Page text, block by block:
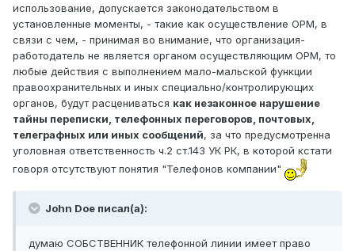
использование, допускается законодательством в
установленные моменты, - такие как осуществление ОРМ, в
связи с чем, - принимая во внимание, что организация-
работодатель не является органом осуществляющим ОРМ, то
любые действия с выполнением мало-мальской функции
правоохранительных и иных специально/контролирующих
органов, будут расцениваться как незаконное нарушение
тайны переписки, телефонных переговоров, почтовых,
телеграфных или иных сообщений, за что предусмотренна
уголовная ответственность ч.2 ст.143 УК РК, в которой кстати
говоря отсутствуют понятия "Телефонов компании"
John Doe писал(а):
думаю СОБСТВЕННИК телефонной линии имеет право